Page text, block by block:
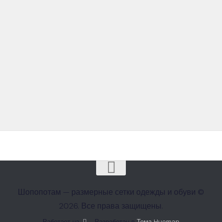
Шопопотам — размерные сетки одежды и обуви ©
2026. Все права защищены.